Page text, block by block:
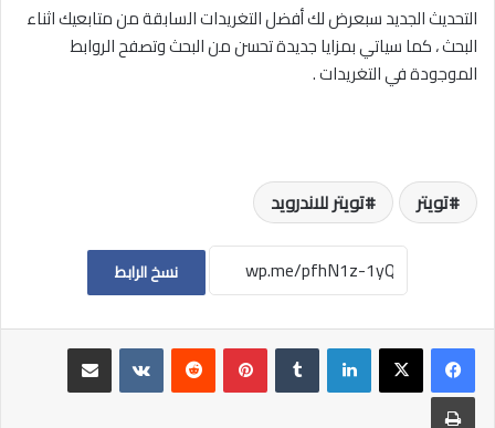
التحديث الجديد سبعرض لك أفضل التغريدات السابقة من متابعيك اثناء
البحث ، كما سياتي بمزايا جديدة تحسن من البحث وتصفح الروابط
الموجودة في التغريدات .
تويتر تويتر للاندرويد
نسخ الرابط
لينكدإن بينتيريست
مشاركة عبر البريد
طباعة